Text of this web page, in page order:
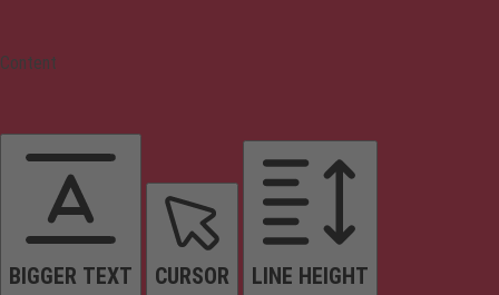
Content
BIGGER TEXT CURSOR LINE HEIGHT